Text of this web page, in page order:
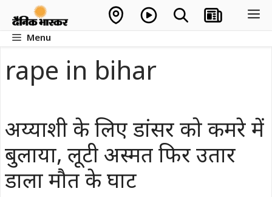
contentMenu
rape in bihar
अय्याशी के ल‍िए डांसर को कमरे में
बुलाया, लूटी अस्मत फिर उतार
डाला मौत के घाट